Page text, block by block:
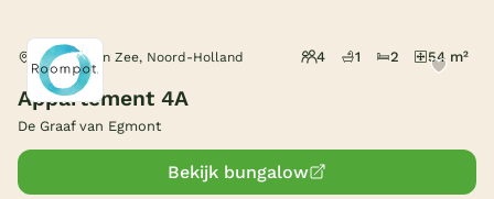
Egmond aan Zee, Noord-Holland 4 1 2 54 m²
Appartement 4A
De Graaf van Egmont
Bekijk bungalow